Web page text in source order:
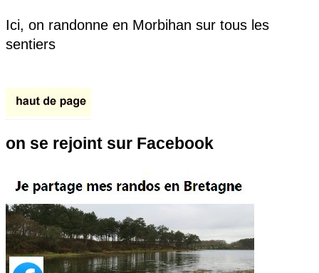
Ici, on randonne en Morbihan sur tous les
sentiers
on se rejoint sur Facebook